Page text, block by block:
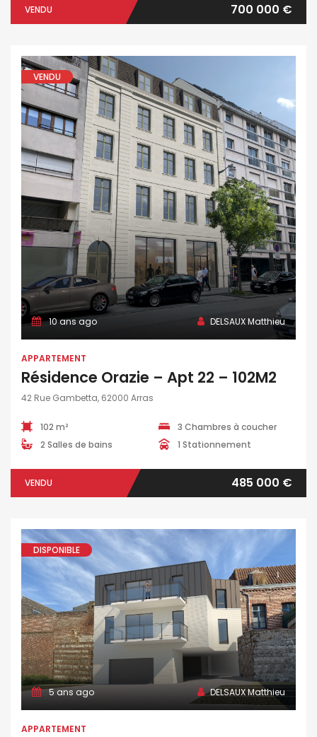
VENDU 700 000 €
VENDU
10 ans ago DELSAUX Matthieu
APPARTEMENT
Résidence Orazie – Apt 22 – 102M2
42 Rue Gambetta, 62000 Arras
102 m²
3 Chambres à coucher
2 Salles de bains
1 Stationnement
VENDU 485 000 €
DISPONIBLE
5 ans ago DELSAUX Matthieu
APPARTEMENT